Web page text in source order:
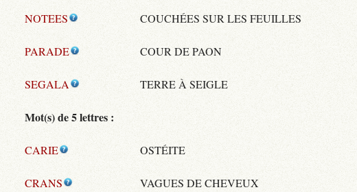
NOTEES COUCHÉES SUR LES FEUILLES
PARADE COUR DE PAON
SEGALA TERRE À SEIGLE
Mot(s) de 5 lettres :
CARIE OSTÉITE
CRANS VAGUES DE CHEVEUX